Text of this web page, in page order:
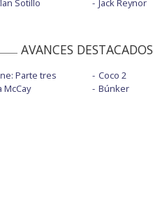
Sotillo
Jack Reynor
AVANCES DESTACADOS
Parte tres
McCay
Coco 2
Búnker